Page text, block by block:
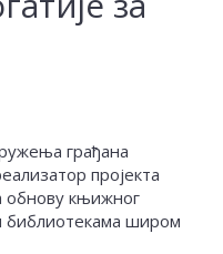
грађана
пројекта
обнову књижног
библиотекама широм